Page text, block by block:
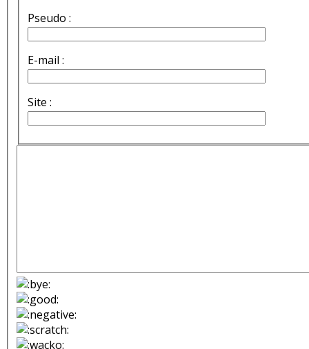
Pseudo :
E-mail :
Site :